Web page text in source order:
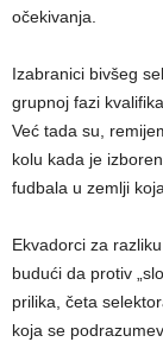
očekivanja.
Izabranici bivšeg
grupnoj fazi
Već tada su,
kolu kada je
fudbala u zemlji
Ekvadorci za
budući da protiv
prilika, četa
koja se